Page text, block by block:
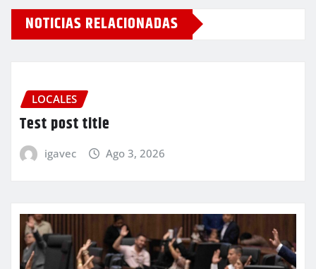
NOTICIAS RELACIONADAS
LOCALES
Test post title
igavec Ago 3, 2026